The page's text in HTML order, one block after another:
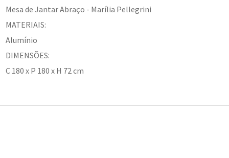
Mesa de Jantar Abraço - Marília Pellegrini
MATERIAIS:
Alumínio
DIMENSÕES:
C 180 x P 180 x H 72 cm